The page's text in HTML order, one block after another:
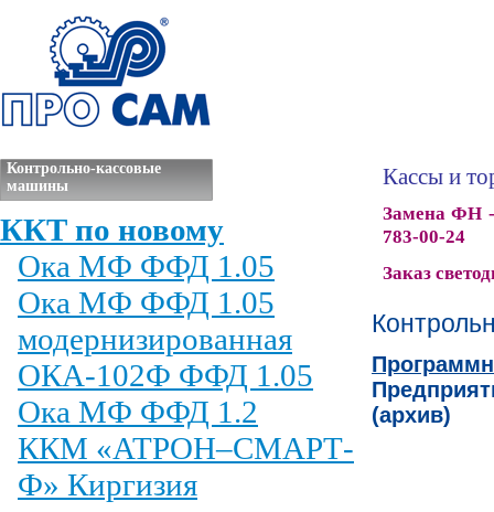
Контрольно-кассовые
машины
ККТ по новому
Ока МФ ФФД 1.05
Ока МФ ФФД 1.05
модернизированная
ОКА-102Ф ФФД 1.05
Ока МФ ФФД 1.2
ККМ «АТРОН–СМАРТ-
Ф» Киргизия
Кассы и
Замена ФН
783-00-24
Заказ
(архив)